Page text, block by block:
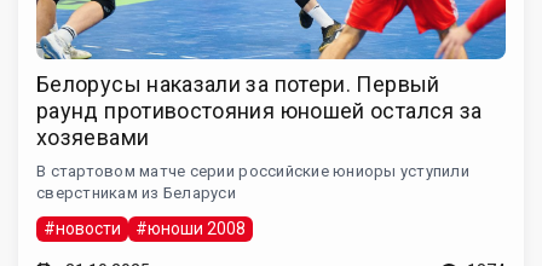
Белорусы наказали за потери. Первый
раунд противостояния юношей остался за
хозяевами
В стартовом матче серии российские юниоры уступили
сверстникам из Беларуси
#новости #юноши 2008